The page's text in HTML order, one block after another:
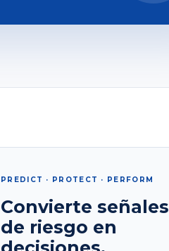
PREDICT · PROTECT · PERFORM
Convierte señales
de riesgo en